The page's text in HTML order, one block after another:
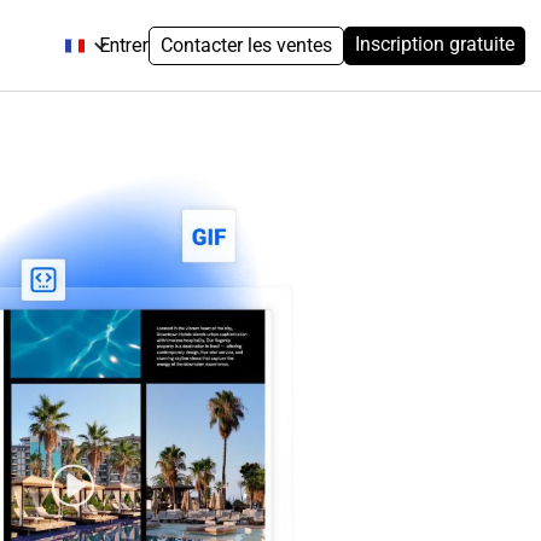
Entrer Contacter les ventes Inscription gratuite